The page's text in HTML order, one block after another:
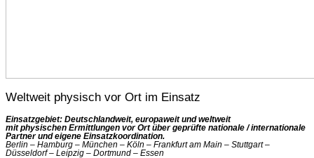
Weltweit physisch vor Ort im Einsatz
Einsatzgebiet: Deutschlandweit, europaweit und weltweit
mit physischen Ermittlungen vor Ort über geprüfte nationale / internationale
Partner und eigene Einsatzkoordination.
Berlin – Hamburg – München – Köln – Frankfurt am Main – Stuttgart –
Düsseldorf – Leipzig – Dortmund – Essen